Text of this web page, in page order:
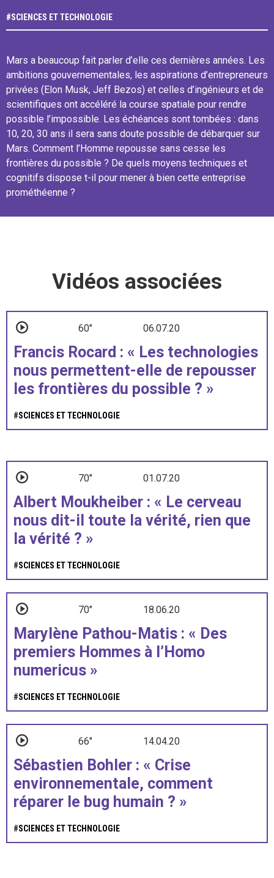
#SCIENCES ET TECHNOLOGIE
Mars a beaucoup fait parler d’elle ces dernières années. Les
ambitions gouvernementales, les aspirations d’entrepreneurs
privées (Elon Musk, Jeff Bezos) et celles d’ingénieurs et de
scientifiques ont accéléré la course spatiale pour rendre
possible l’impossible. Les échéances sont tombées : dans
10, 20, 30 ans il sera sans doute possible de débarquer sur
Mars. Comment l’Homme repousse sans cesse les
frontières du possible ? De quels moyens techniques et
cognitifs dispose t-il pour mener à bien cette entreprise
prométhéenne ?
Vidéos associées
60" 06.07.20
Francis Rocard : « Les technologies
nous permettent-elle de repousser
les frontières du possible ? »
#SCIENCES ET TECHNOLOGIE
70" 01.07.20
Albert Moukheiber : « Le cerveau
nous dit-il toute la vérité, rien que
la vérité ? »
#SCIENCES ET TECHNOLOGIE
70" 18.06.20
Marylène Pathou-Matis : « Des
premiers Hommes à l’Homo
numericus »
#SCIENCES ET TECHNOLOGIE
66" 14.04.20
Sébastien Bohler : « Crise
environnementale, comment
réparer le bug humain ? »
#SCIENCES ET TECHNOLOGIE